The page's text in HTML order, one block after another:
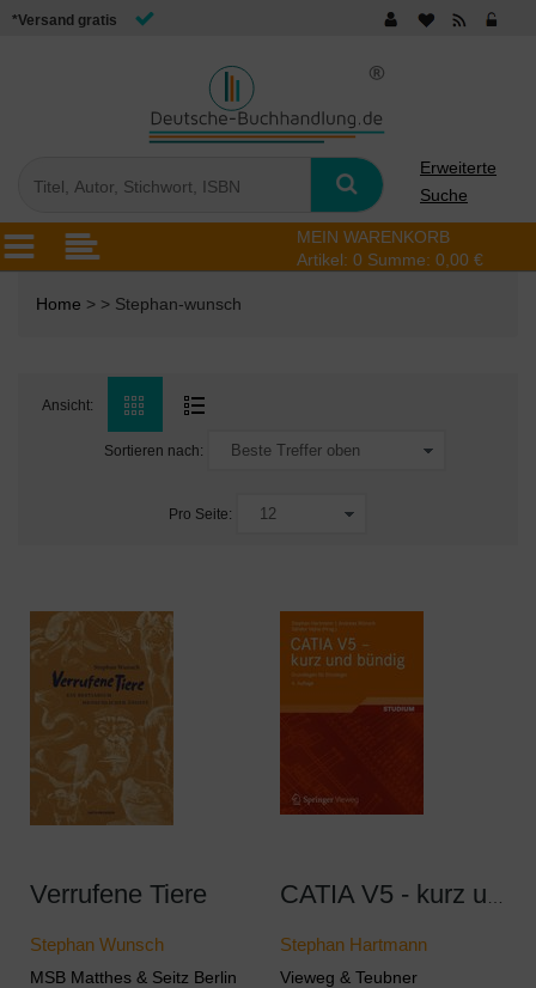
*Versand gratis
Erweiterte
Suche
MEIN WARENKORB
Artikel: 0 Summe: 0,00 €
Home > > Stephan-wunsch
Ansicht:
Sortieren nach:
Pro Seite:
Verrufene Tiere
Stephan Wunsch
MSB Matthes & Seitz Berlin
Stephan Hartmann
Vieweg & Teubner